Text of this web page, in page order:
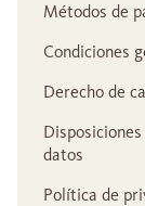
Métodos de
Condiciones
Derecho de
datos
Política de